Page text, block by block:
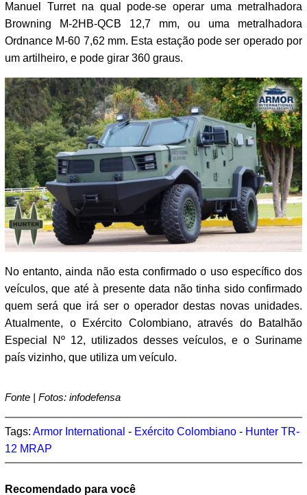
Manuel Turret na qual pode-se operar uma metralhadora
Browning M-2HB-QCB 12,7 mm, ou uma metralhadora
Ordnance M-60 7,62 mm. Esta estação pode ser operado por
um artilheiro, e pode girar 360 graus.
No entanto, ainda não esta confirmado o uso específico dos
veículos, que até à presente data não tinha sido confirmado
quem será que irá ser o operador destas novas unidades.
Atualmente, o Exército Colombiano, através do Batalhão
Especial Nº 12, utilizados desses veículos, e o Suriname
país vizinho, que utiliza um veículo.
Fonte | Fotos: infodefensa
Tags: Armor International - Exército Colombiano - Hunter TR-
12 MRAP
Recomendado para você